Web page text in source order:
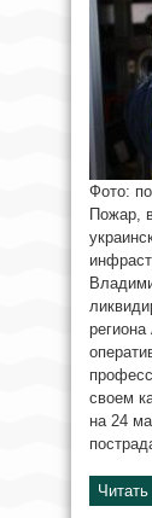
Фото:
Пожар,
своем
на 24